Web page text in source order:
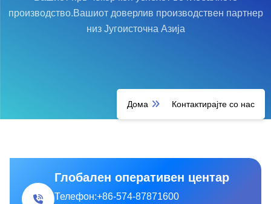
производство.Вашиот доверлив производствен партнер
низ Југоисточна Азија
Дома Контактирајте со нас
Глобален оперативен центар
Телефон:+86-574-87871600